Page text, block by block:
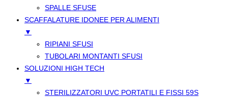
SPALLE SFUSE
SCAFFALATURE IDONEE PER ALIMENTI
▼
RIPIANI SFUSI
TUBOLARI MONTANTI SFUSI
SOLUZIONI HIGH TECH
▼
STERILIZZATORI UVC PORTATILI E FISSI 59S